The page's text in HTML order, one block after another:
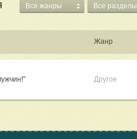
Все жанры Все разделы
Жанр
Другое